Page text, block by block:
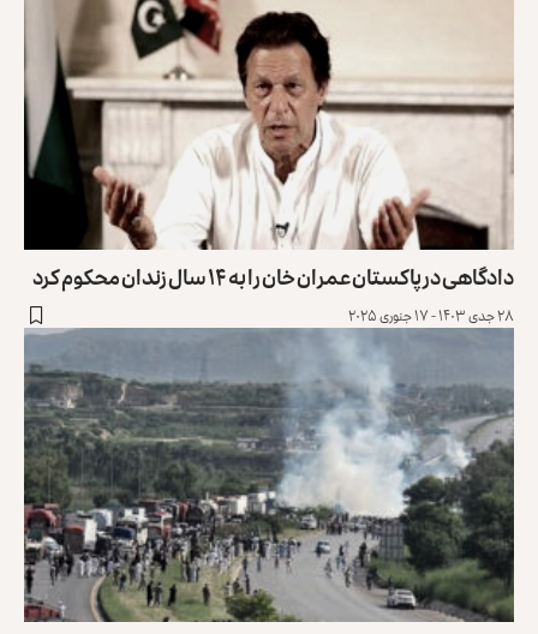
دادگاهی در پاکستان عمران خان را به ۱۴ سال زندان محکوم کرد
۲۸ جدی ۱۴۰۳ - ۱۷ جنوری ۲۰۲۵